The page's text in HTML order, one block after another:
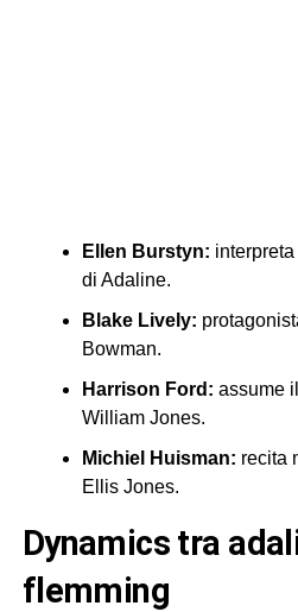
Ellen Burstyn:
di Adaline.
Blake Lively:
Bowman.
Harrison Ford: assume
William Jones.
Michiel Huisman: recita
Ellis Jones.
dynamics tra adaline e la figlia
flemming